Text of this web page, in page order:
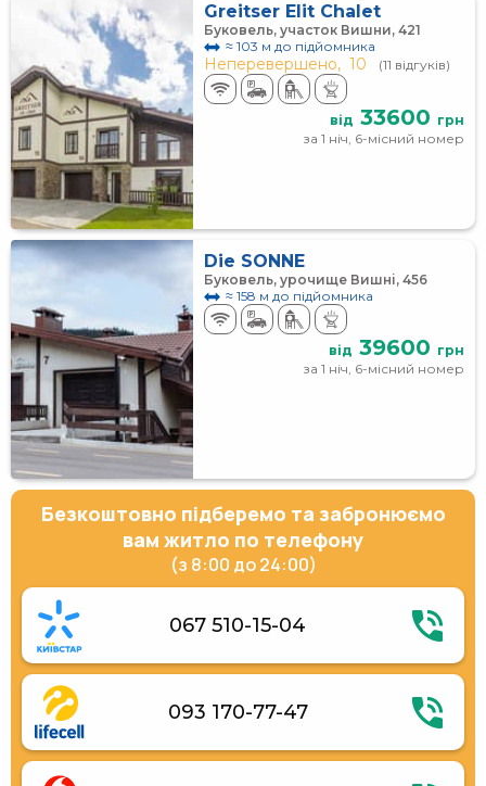
Greitser Elit Chalet
Буковель, участок Вишни, 421
≈ 103 м до підйомника
Неперевершено, 10 (11 відгуків)
від 33600 грн
за 1 ніч, 6-місний номер
Die SONNE
Буковель, урочище Вишні, 456
≈ 158 м до підйомника
від 39600 грн
за 1 ніч, 6-місний номер
Безкоштовно підберемо та забронюємо
вам житло по телефону
(з 8:00 до 24:00)
067 510-15-04
093 170-77-47